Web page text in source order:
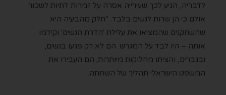
לדבריה, הגיע לכך שעירייה אסרה על זמרות דתיות לשכור
אולם כי הן שרות לנשים בלבד. "חלק מהבעיה היא
שהשחקנים שהמציאו את עלילת 'הדרת הנשים' וקידמו
אותה – היו לבד על המגרש. הם לא רק פגעו בנשים,
ובגברים, והציתו מחלוקות מיותרות; הם העבירו את
המשפט הישראלי תהליך של השחתה.